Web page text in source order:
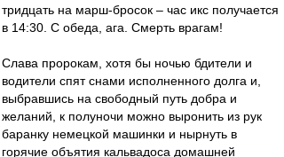
тридцать на марш-бросок – час икс получается
в 14:30. С обеда, ага. Смерть врагам!
Слава пророкам, хотя бы ночью бдители и
водители спят снами исполненного долга и,
выбравшись на свободный путь добра и
желаний, к полуночи можно выронить из рук
баранку немецкой машинки и нырнуть в
горячие объятия кальвадоса домашней